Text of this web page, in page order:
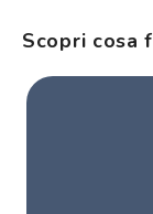
Scopri cosa